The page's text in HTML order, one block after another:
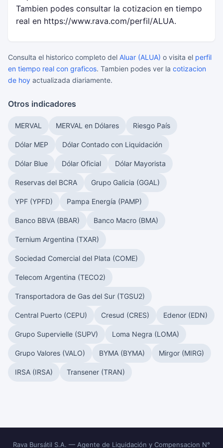
Tambien podes consultar la cotizacion en tiempo
real en https://www.rava.com/perfil/ALUA.
Consulta el historico completo del Aluar (ALUA) o visita el perfil
en tiempo real con graficos. Tambien podes ver la cotizacion
de hoy actualizada diariamente.
Otros indicadores
MERVAL MERVAL en Dólares Riesgo País
Dólar MEP Dólar Contado con Liquidación
Dólar Blue Dólar Oficial Dólar Mayorista
Reservas del BCRA Grupo Galicia (GGAL)
YPF (YPFD) Pampa Energía (PAMP)
Banco BBVA (BBAR) Banco Macro (BMA)
Ternium Argentina (TXAR)
Sociedad Comercial del Plata (COME)
Telecom Argentina (TECO2)
Transportadora de Gas del Sur (TGSU2)
Central Puerto (CEPU) Cresud (CRES) Edenor (EDN)
Grupo Supervielle (SUPV) Loma Negra (LOMA)
Grupo Valores (VALO) BYMA (BYMA) Mirgor (MIRG)
IRSA (IRSA) Transener (TRAN)
Rava Bursátil S.A. — Agente de Liquidación y Compensacion N°